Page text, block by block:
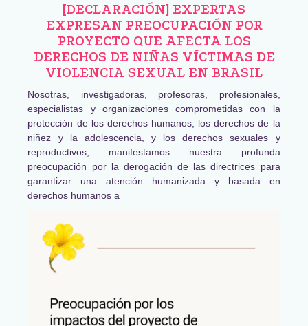
[DECLARACIÓN] EXPERTAS
EXPRESAN PREOCUPACIÓN POR
PROYECTO QUE AFECTA LOS
DERECHOS DE NIÑAS VÍCTIMAS DE
VIOLENCIA SEXUAL EN BRASIL
Nosotras, investigadoras, profesoras, profesionales,
especialistas y organizaciones comprometidas con la
protección de los derechos humanos, los derechos de la
niñez y la adolescencia, y los derechos sexuales y
reproductivos, manifestamos nuestra profunda
preocupación por la derogación de las directrices para
garantizar una atención humanizada y basada en
derechos humanos a